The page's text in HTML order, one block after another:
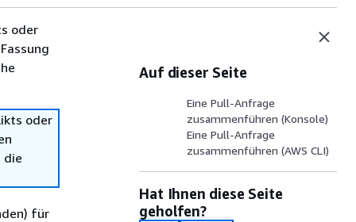
oder
oder
die
für
Auf dieser Seite
Eine Pull-Anfrage
zusammenführen (Konsole)
Eine Pull-Anfrage
zusammenführen (AWS CLI)
Hat Ihnen diese Seite
geholfen?